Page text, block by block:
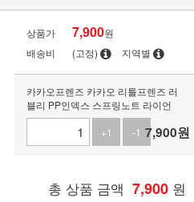
상품가 7,900원
배송비
(고정) 지역별
카카오프렌즈 카카오 리틀프렌즈 러
블리 PP인덱스 스프링노트 라이언
+1
-1 7,900원
총 상품 금액 7,900 원